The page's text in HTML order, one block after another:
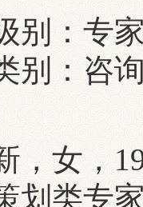
：专
：咨询
女，
划类专